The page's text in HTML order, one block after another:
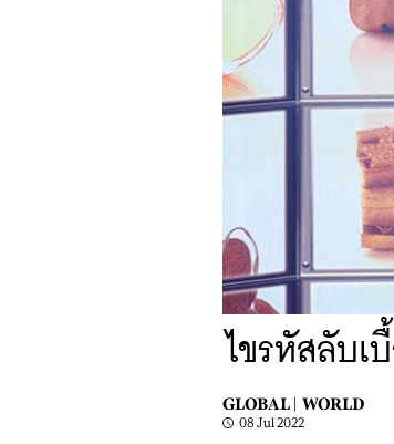
ไขรหัสลับเ
GLOBAL | WORLD
08 Jul 2022